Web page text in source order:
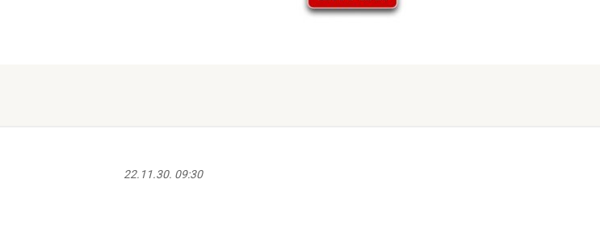
22.11.30. 09:30